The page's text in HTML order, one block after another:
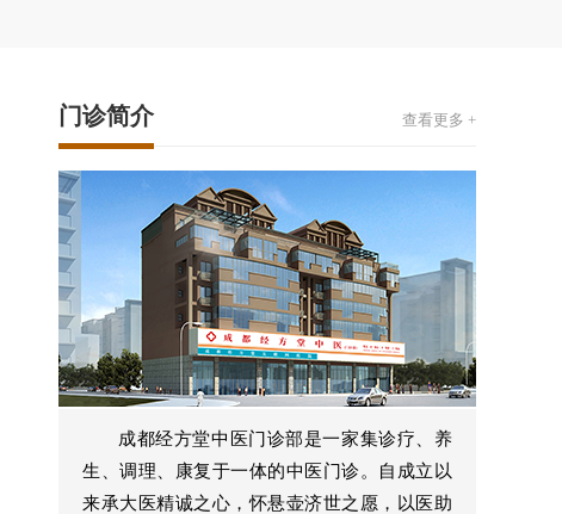
门诊简介 查看更多 +
成都经方堂中医门诊部是一家集诊疗、养
生、调理、康复于一体的中医门诊。自成立以
来承大医精诚之心，怀悬壶济世之愿，以医助